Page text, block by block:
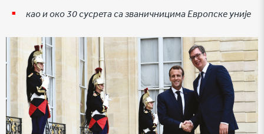
као и око 30 сусрета са званичницима Европске уније